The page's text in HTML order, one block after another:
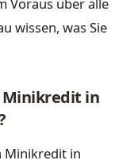
Voraus über alle
wissen, was Sie
Minikredit in
Minikredit in